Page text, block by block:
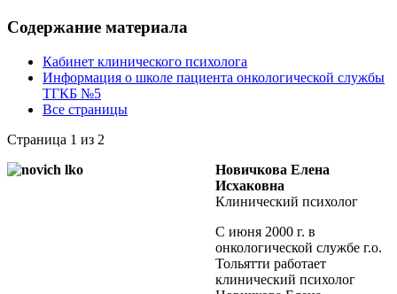
Содержание материала
Кабинет клинического психолога
Информация о школе пациента онкологической службы
ТГКБ №5
Все страницы
Страница 1 из 2
Новичкова Елена
Исхаковна
Клинический психолог
С июня 2000 г. в
онкологической службе г.о.
Тольятти работает
клинический психолог